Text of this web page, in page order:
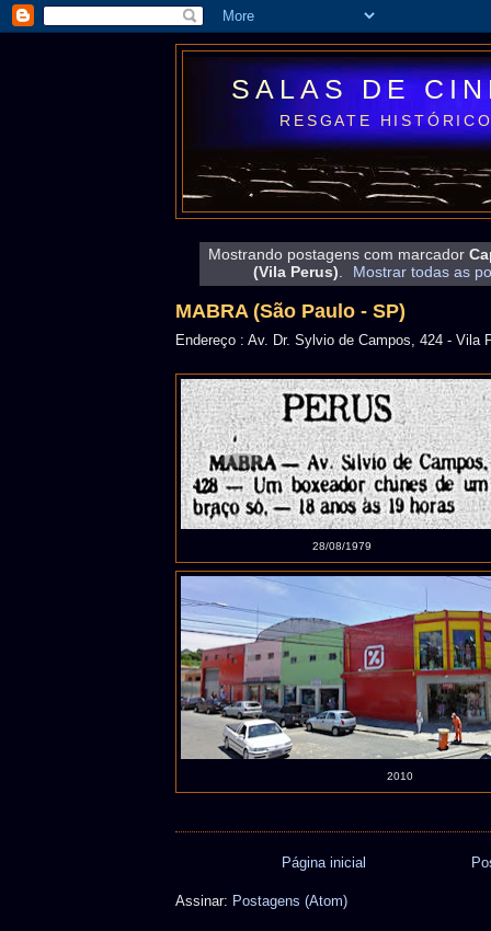
SALAS DE
RESGATE
Mostrando postagens com marcador
(Vila Perus). Mostrar todas as
MABRA (São Paulo - SP)
Endereço : Av. Dr. Sylvio de Campos, 424 - Vila
28/08/1979
2010
Página inicial
Assinar: Postagens (Atom)